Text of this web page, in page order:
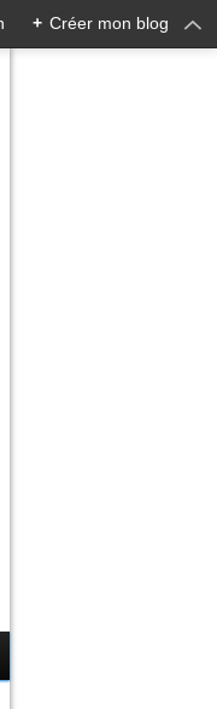
+ Créer mon blog